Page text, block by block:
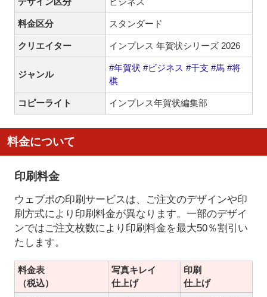
料金区分 スタンダード
クリエイター インプレス 年賀状シリーズ 2026
ジャンル
#年賀状 #ビジネス #干支 #馬 #将
棋
コピーライト インプレス年賀状編集部
料金について
印刷料金
ウェブポの印刷サービスは、ご注文のデザインや印
刷方式により印刷料金が異なります。一部のデザイ
ンではご注文枚数により印刷料金を最大50％割引い
たします。
料金表
（税込）
写真キレイ
仕上げ
印刷
仕上げ